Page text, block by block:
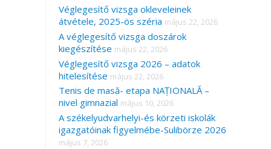
Véglegesítő vizsga okleveleinek
átvétele, 2025-ös széria május 22, 2026
A véglegesítő vizsga doszárok
kiegészítése május 22, 2026
Véglegesítő vizsga 2026 – adatok
hitelesítése május 22, 2026
Tenis de masă- etapa NAȚIONALĂ –
nivel gimnazial május 10, 2026
A székelyudvarhelyi-és körzeti iskolák
igazgatóinak figyelmébe-Sulibörze 2026
május 7, 2026